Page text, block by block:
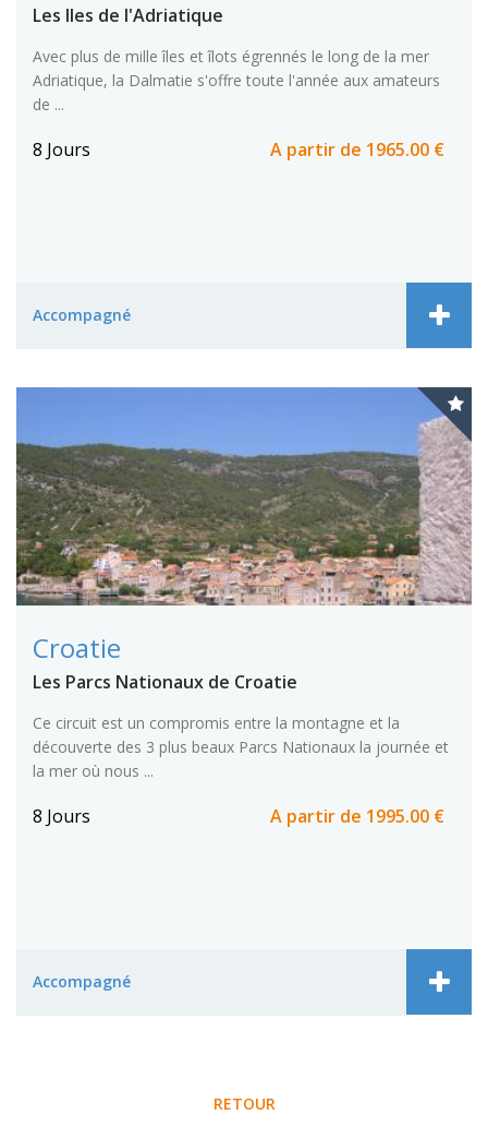
Les Iles de l'Adriatique
Avec plus de mille îles et îlots égrennés le long de la mer
Adriatique, la Dalmatie s'offre toute l'année aux amateurs
de ...
8 Jours A partir de 1965.00 €
Accompagné
Croatie
Les Parcs Nationaux de Croatie
Ce circuit est un compromis entre la montagne et la
découverte des 3 plus beaux Parcs Nationaux la journée et
la mer où nous ...
8 Jours A partir de 1995.00 €
Accompagné
RETOUR